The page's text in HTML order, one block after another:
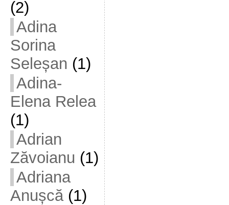
(2)
Adina
Sorina
Seleșan (1)
Adina-
Elena Relea
(1)
Adrian
Zăvoianu (1)
Adriana
Anușcă(1)